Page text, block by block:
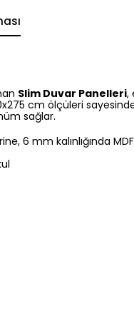
Slim Duvar Panelleri,
cm ölçüleri
sağlar.
6 mm kalınlığında